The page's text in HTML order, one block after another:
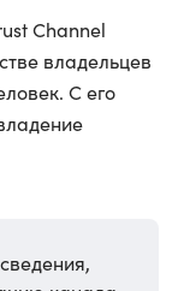
Channel
владельцев
С его